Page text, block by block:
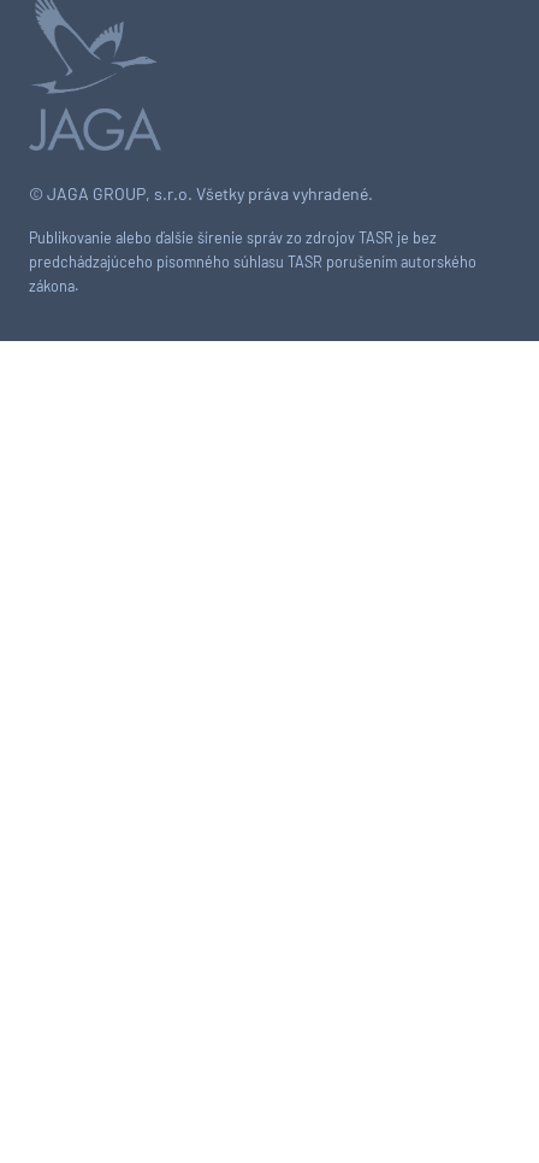
© JAGA GROUP, s.r.o. Všetky práva vyhradené.
Publikovanie alebo ďalšie šírenie správ zo zdrojov TASR je bez
predchádzajúceho písomného súhlasu TASR porušením autorského
zákona.